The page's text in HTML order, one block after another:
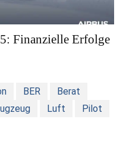
Finanzielle Erfolge
BER
Berat
Luft Pilot